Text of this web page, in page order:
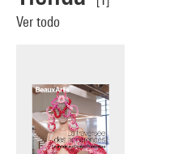
Ver todo